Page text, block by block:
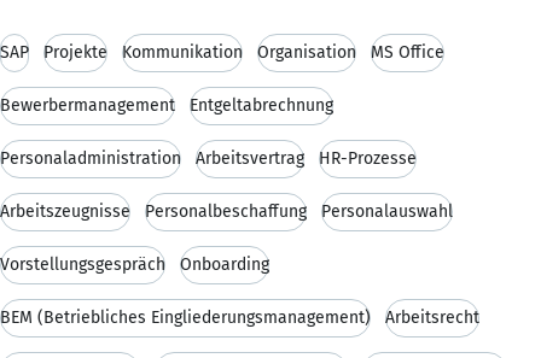
SAP Projekte Kommunikation Organisation MS Office
Bewerbermanagement Entgeltabrechnung
Personaladministration Arbeitsvertrag HR-Prozesse
Arbeitszeugnisse Personalbeschaffung Personalauswahl
Vorstellungsgespräch Onboarding
BEM (Betriebliches Eingliederungsmanagement) Arbeitsrecht